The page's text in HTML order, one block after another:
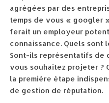
agrégées par des
temps de vous « googler
ferait un employeur
connaissance. Quels sont
Sont-ils représentatifs de
vous souhaitez projeter
la première étape
de gestion de réputation.